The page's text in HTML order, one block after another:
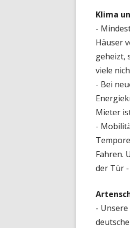
Klima
-
Häuser
geheizt,
viele
- Bei
Mieter
-
Fahren.
der Tür
-